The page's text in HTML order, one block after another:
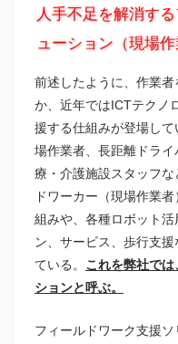
人手不足を解消す
ューション（現場
前述したように、作業
か、近年ではICTテクノ
援する仕組みが登場し
場作業者、長距離ドラ
療・介護施設スタッフ
ドワーカー（現場作業
組みや、各種ロボット
ン、サービス、歩行支
ている。 これを弊社で
ションと呼ぶ。
フィールドワーク支援